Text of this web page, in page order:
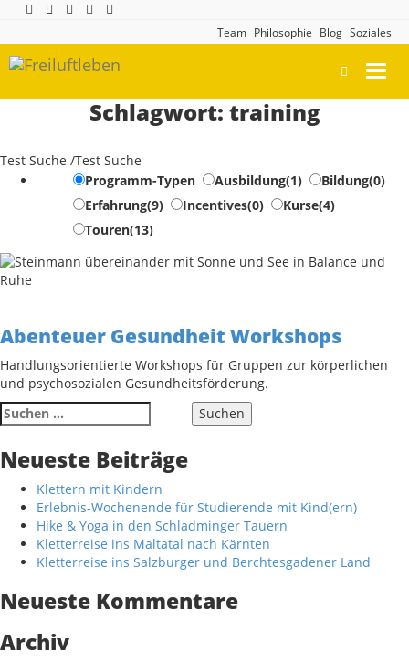
Soziales
Blog
Philosophie
Team
Schlagwort: training
Test Suche /Test Suche
Programm-Typen
Ausbildung(1) Bildung(0)
Erfahrung(9) Incentives(0) Kurse(4)
Touren(13)
Abenteuer Gesundheit Workshops
Handlungsorientierte Workshops für Gruppen zur körperlichen
und psychosozialen Gesundheitsförderung.
Suche
nach:
Neueste Beiträge
Klettern mit Kindern
Erlebnis-Wochenende für Studierende mit Kind(ern)
Hike & Yoga in den Schladminger Tauern
Kletterreise ins Maltatal nach Kärnten
Kletterreise ins Salzburger und Berchtesgadener Land
Neueste Kommentare
Archiv